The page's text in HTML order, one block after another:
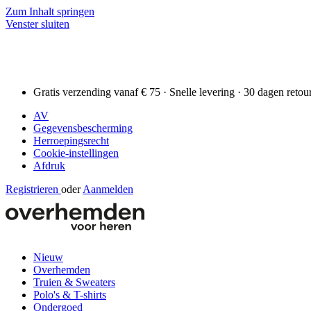
Zum Inhalt springen
Venster sluiten
Gratis verzending vanaf € 75 · Snelle levering · 30 dagen
AV
Gegevensbescherming
Herroepingsrecht
Cookie-instellingen
Afdruk
Registrieren oder Aanmelden
Nieuw
Overhemden
Truien & Sweaters
Polo's & T-shirts
Ondergoed